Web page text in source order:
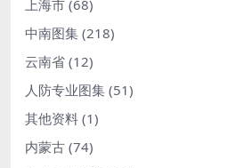
上海市 (68)
中南图集 (218)
云南省 (12)
人防专业图集 (51)
其他资料 (1)
内蒙古 (74)